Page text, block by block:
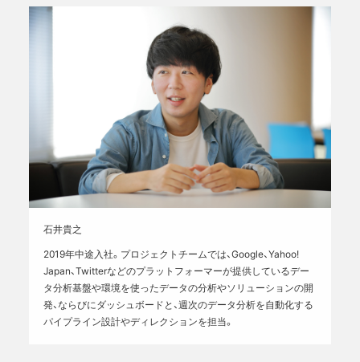
石井貴之
2019年中途入社。プロジェクトチームでは、Google、Yahoo!
Japan、Twitterなどのプラットフォーマーが提供しているデー
タ分析基盤や環境を使ったデータの分析やソリューションの開
発、ならびにダッシュボードと、週次のデータ分析を自動化する
パイプライン設計やディレクションを担当。